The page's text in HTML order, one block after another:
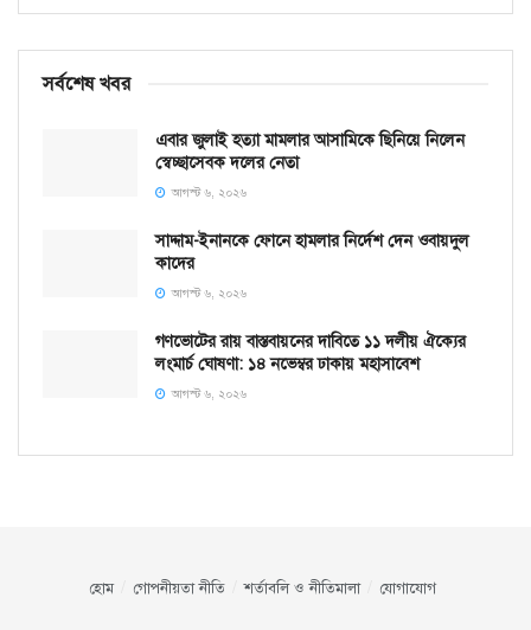
সর্বশেষ খবর
এবার জুলাই হত্যা মামলার আসামিকে ছিনিয়ে নিলেন
স্বেচ্ছাসেবক দলের নেতা
আগস্ট ৬, ২০২৬
সাদ্দাম-ইনানকে ফোনে হামলার নির্দেশ দেন ওবায়দুল
কাদের
আগস্ট ৬, ২০২৬
গণভোটের রায় বাস্তবায়নের দাবিতে ১১ দলীয় ঐক্যের
লংমার্চ ঘোষণা: ১৪ নভেম্বর ঢাকায় মহাসাবেশ
আগস্ট ৬, ২০২৬
হোম গোপনীয়তা নীতি শর্তাবলি ও নীতিমালা যোগাযোগ